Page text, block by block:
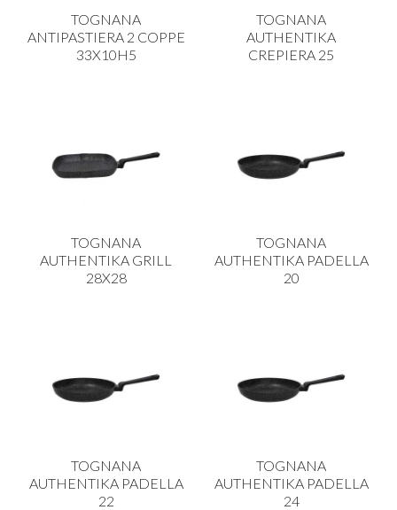
PULIZIA E IGIENE
SCALE E SGABELLI
TUTTO PER L'OLIO
TOGNANA
ANTIPASTIERA 2 COPPE
33X10H5
TOGNANA
AUTHENTIKA
CREPIERA 25
TOGNANA
AUTHENTIKA GRILL
28X28
TOGNANA
AUTHENTIKA PADELLA
20
TOGNANA
AUTHENTIKA PADELLA
22
TOGNANA
AUTHENTIKA PADELLA
24